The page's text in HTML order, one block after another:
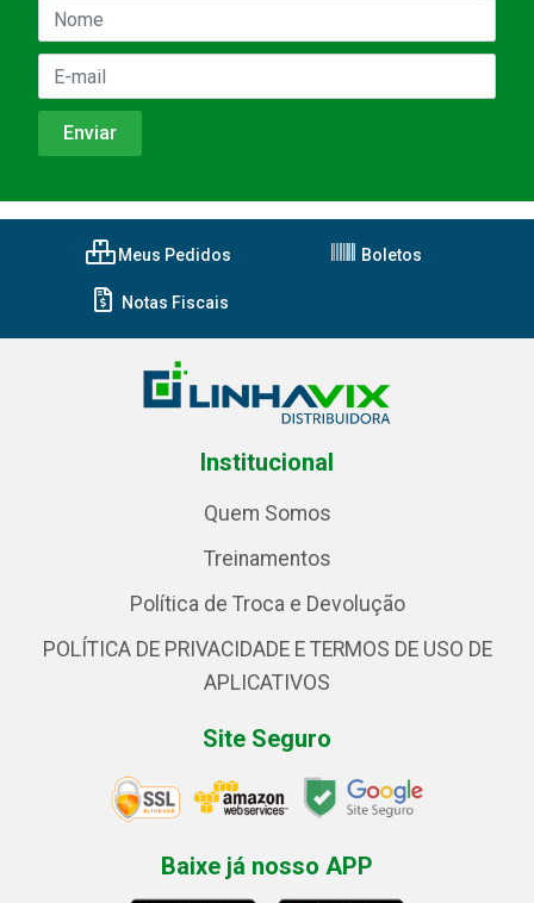
Meus Pedidos Boletos
Notas Fiscais
Institucional
Quem Somos
Treinamentos
Política de Troca e Devolução
POLÍTICA DE PRIVACIDADE E TERMOS DE USO DE
APLICATIVOS
Site Seguro
Baixe já nosso APP